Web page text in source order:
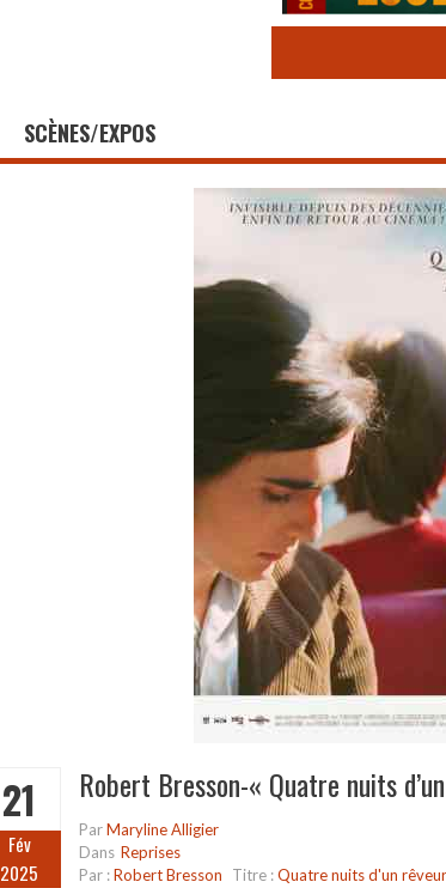
SCÈNES/EXPOS
21
Fév
2025
Robert Bresson-« Quatre nuits
ParMaryline Alligier
Dans Reprises
Par :Robert Bresson Titre :Quatre nuits d'un rêveur